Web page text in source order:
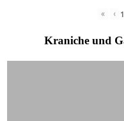
« ‹ 1
Kraniche und